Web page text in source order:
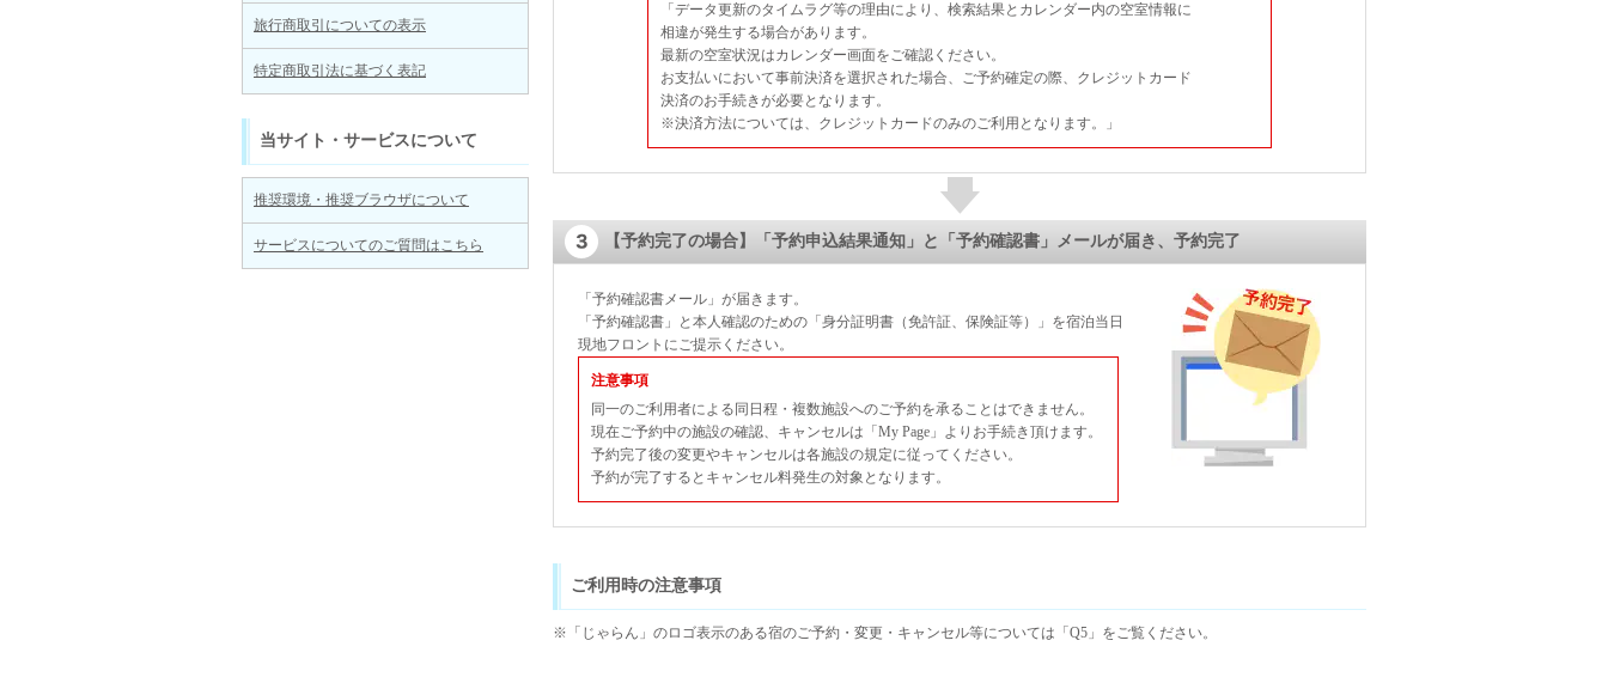
「データ更新のタイムラグ等の理由により、検索結果とカレンダー内の空室情報に
相違が発生する場合があります。
最新の空室状況はカレンダー画面をご確認ください。
お支払いにおいて事前決済を選択された場合、ご予約確定の際、クレジットカード
決済のお手続きが必要となります。
※決済方法については、クレジットカードのみのご利用となります。」
【予約完了の場合】「予約申込結果通知」と「予約確認書」メールが届き、予約完了
「予約確認書メール」が届きます。
「予約確認書」と本人確認のための「身分証明書（免許証、保険証等）」を宿泊当日
現地フロントにご提示ください。
注意事項
同一のご利用者による同日程・複数施設へのご予約を承ることはできません。
現在ご予約中の施設の確認、キャンセルは「My Page」よりお手続き頂けます。
予約完了後の変更やキャンセルは各施設の規定に従ってください。
予約が完了するとキャンセル料発生の対象となります。
ご利用時の注意事項
※「じゃらん」のロゴ表示のある宿のご予約・変更・キャンセル等については「Q5」をご覧ください。
旅行商取引についての表示
特定商取引法に基づく表記
当サイト・サービスについて
推奨環境・推奨ブラウザについて
サービスについてのご質問はこちら